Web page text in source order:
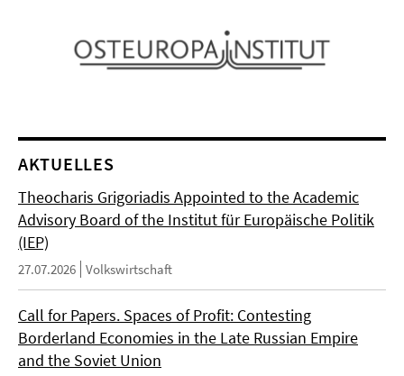
AKTUELLES
Theocharis Grigoriadis Appointed to the Academic
Advisory Board of the Institut für Europäische Politik
(IEP)
27.07.2026 Volkswirtschaft
Call for Papers. Spaces of Profit: Contesting
Borderland Economies in the Late Russian Empire
and the Soviet Union